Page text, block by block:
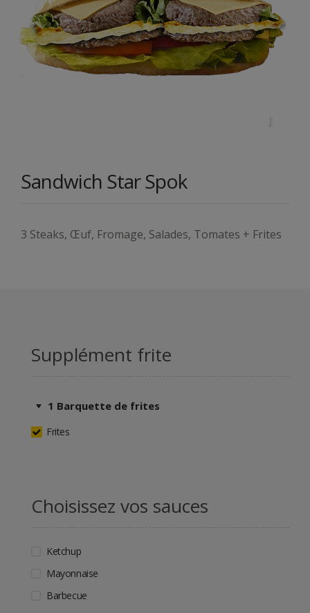
Sandwich Star Spok
3 Steaks, Œuf, Fromage, Salades, Tomates + Frites
Supplément frite
1 Barquette de frites
Frites
Choisissez vos sauces
Ketchup
Mayonnaise
Barbecue